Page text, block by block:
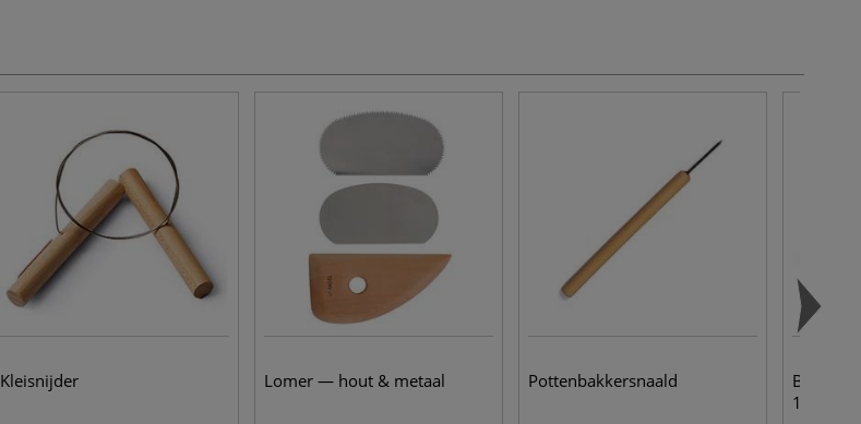
Kleisnijder Lomer — hout & metaal Pottenbakkersnaald
BOTZ |
1100 °C